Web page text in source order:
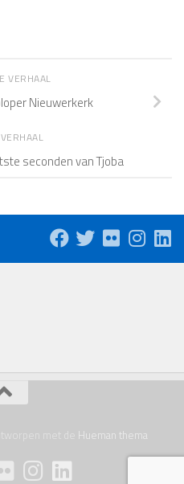
VERHAAL
Nieuwerkerk
seconden van Tjoba
met de Hueman thema